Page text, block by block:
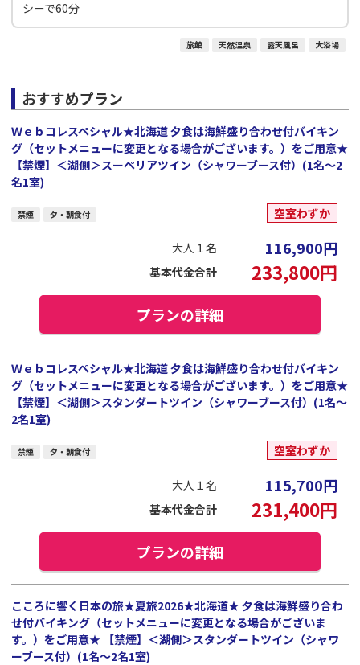
シーで60分
旅館 天然温泉 露天風呂 大浴場
おすすめプラン
Ｗｅｂコレスペシャル★北海道 夕食は海鮮盛り合わせ付バイキン
グ（セットメニューに変更となる場合がございます。）をご用意★
【禁煙】＜湖側＞スーペリアツイン（シャワーブース付）(1名～2
名1室)
禁煙 夕・朝食付 空室わずか
大人１名 116,900円
基本代金合計 233,800円
プランの詳細
Ｗｅｂコレスペシャル★北海道 夕食は海鮮盛り合わせ付バイキン
グ（セットメニューに変更となる場合がございます。）をご用意★
【禁煙】＜湖側＞スタンダートツイン（シャワーブース付）(1名～
2名1室)
禁煙 夕・朝食付 空室わずか
大人１名 115,700円
基本代金合計 231,400円
プランの詳細
こころに響く日本の旅★夏旅2026★北海道★ 夕食は海鮮盛り合わ
せ付バイキング（セットメニューに変更となる場合がございま
す。）をご用意★ 【禁煙】＜湖側＞スタンダートツイン（シャワ
ーブース付）(1名～2名1室)